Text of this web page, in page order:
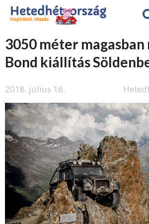
3050 méter magasban
Bond kiállítás
2018. július 16.